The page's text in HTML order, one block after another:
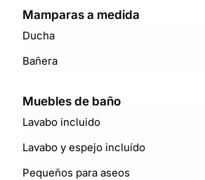
Mamparas a medida
Ducha
Bañera
Muebles de baño
Lavabo incluido
Lavabo y espejo incluído
Pequeños para aseos